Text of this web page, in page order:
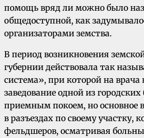
помощь вряд ли можно было
общедоступной, как
организаторами земства.
В период возникновения
губернии действовала так
система», при которой на врача
заведование одной из
приемным покоем, но основное
в разъездах по своему участку,
фельдшеров, осматривая